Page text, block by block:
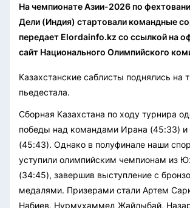
На чемпионате Азии-2026 по
Дели (Индия) стартовали командные
передает Elordainfo.kz со ссылкой на
сайт Национального Олимпийского
Казахстанские саблисты поднялись на
пьедестала.
Сборная Казахстана по ходу турнира
победы над командами Ирана (45:33) и
(45:43). Однако в полуфинале наши
уступили олимпийским чемпионам из
(34:45), завершив выступление с
медалями. Призерами стали Артем
Набиев, Нурмухаммед Жайлыбай,